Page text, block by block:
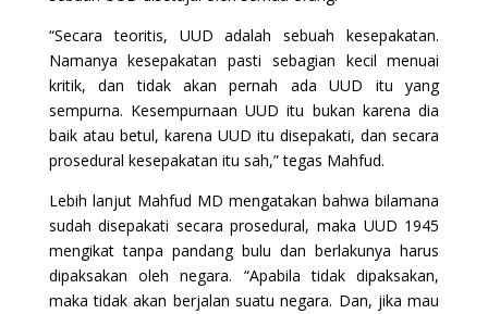
“Secara teoritis, UUD adalah sebuah kesepakatan.
Namanya kesepakatan pasti sebagian kecil menuai
kritik, dan tidak akan pernah ada UUD itu yang
sempurna. Kesempurnaan UUD itu bukan karena dia
baik atau betul, karena UUD itu disepakati, dan secara
prosedural kesepakatan itu sah,” tegas Mahfud.
Lebih lanjut Mahfud MD mengatakan bahwa bilamana
sudah disepakati secara prosedural, maka UUD 1945
mengikat tanpa pandang bulu dan berlakunya harus
dipaksakan oleh negara. “Apabila tidak dipaksakan,
maka tidak akan berjalan suatu negara. Dan, jika mau